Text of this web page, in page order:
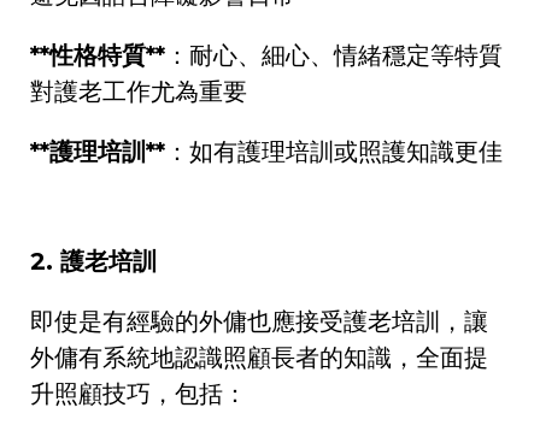
**性格特質** ：耐心、細心、情緒穩定等特質
對護老工作尤為重要
**護理培訓** ：如有護理培訓或照護知識更佳
2. 護老培訓
即使是有經驗的外傭也應接受護老培訓，讓
外傭有系統地認識照顧長者的知識，全面提
升照顧技巧，包括：